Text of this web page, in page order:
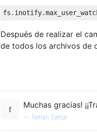
Después de realizar el
de todos los archivos de
Muchas gracias!
— Rehan Sattar